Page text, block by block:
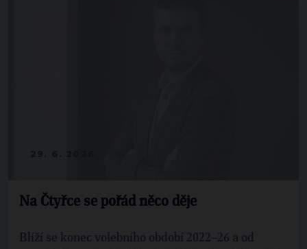
Na Čtyřce se pořád něco děje
Blíží se konec volebního období 2022–26 a od